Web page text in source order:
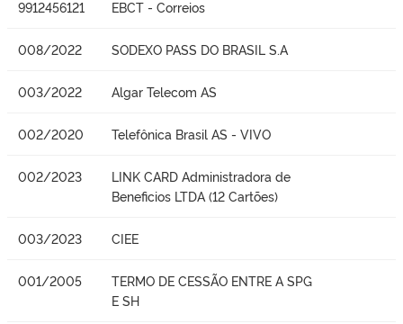
9912456121 EBCT - Correios
008/2022 SODEXO PASS DO BRASIL S.A
003/2022 Algar Telecom AS
002/2020 Telefônica Brasil AS - VIVO
002/2023
LINK CARD Administradora de
Beneficios LTDA (12 Cartões)
003/2023 CIEE
001/2005
TERMO DE CESSÃO ENTRE A SPG
E SH